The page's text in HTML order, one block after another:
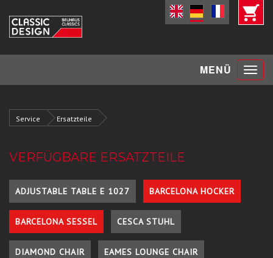
MENÜ Toggle
Service Ersatzteile
VERFÜGBARE ERSATZTEILE
ADJUSTABLE TABLE E 1027 BARCELONA HOCKER
BARCELONA SESSEL CESCA STUHL
DIAMOND CHAIR EAMES LOUNGE CHAIR